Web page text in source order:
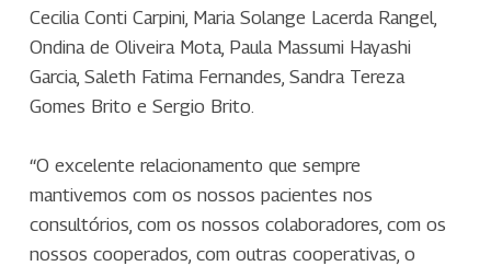
Cecilia Conti Carpini, Maria Solange Lacerda Rangel,
Ondina de Oliveira Mota, Paula Massumi Hayashi
Garcia, Saleth Fatima Fernandes, Sandra Tereza
Gomes Brito e Sergio Brito.
“O excelente relacionamento que sempre
mantivemos com os nossos pacientes nos
consultórios, com os nossos colaboradores, com os
nossos cooperados, com outras cooperativas, o